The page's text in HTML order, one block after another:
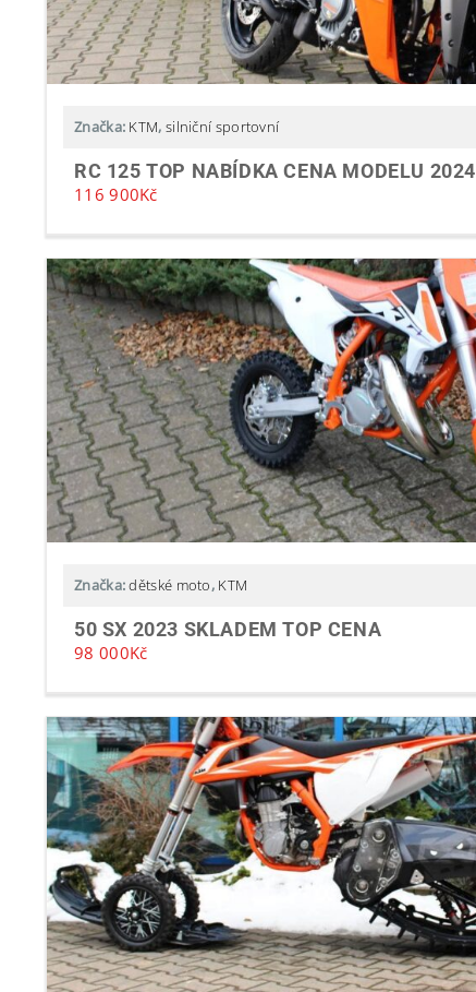
Značka: KTM, silniční sportovní
RC 125 TOP NABÍDKA CENA MODELU 2024
116 900Kč
Značka:dětské moto, KTM
50 SX 2023 SKLADEM TOP CENA
98 000Kč